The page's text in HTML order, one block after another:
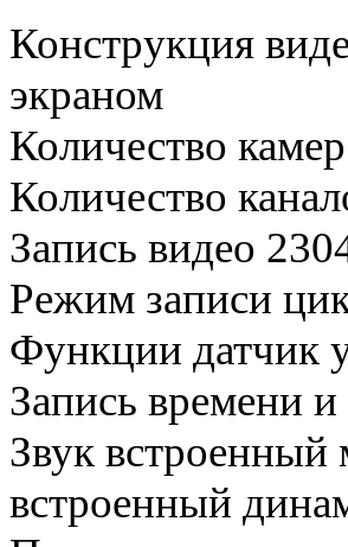
Конструкция
экраном
Количество
Количество
Запись видео
Режим записи
Функции датчик
Запись времени
Звук
встроенный